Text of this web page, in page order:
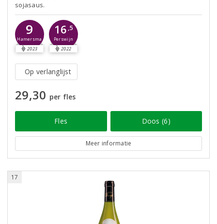
sojasaus.
9
Hamersma
2023
16 ,5
Perswijn
2022
Op verlanglijst
29,30 per fles
Fles Doos (6)
Meer informatie
17